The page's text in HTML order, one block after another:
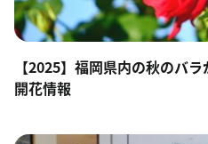
【2025】福岡県内の秋のバ
開花情報